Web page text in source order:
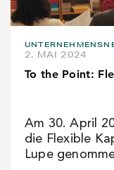
2. MAI 2024
To the Point:
Am 30. April
die Flexible
Lupe